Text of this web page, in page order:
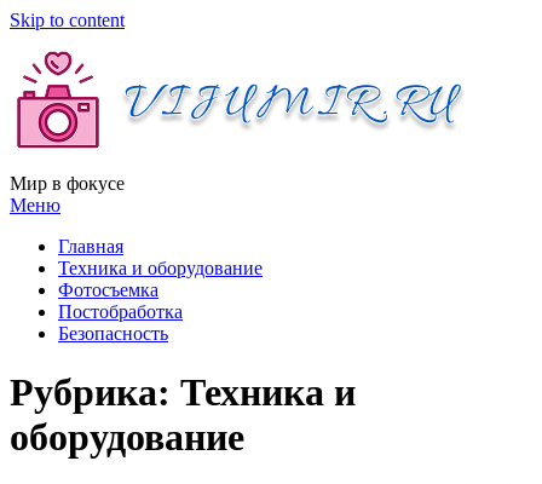
Skip to content
Мир в фокусе
Меню
Главная
Техника и оборудование
Фотосъемка
Постобработка
Безопасность
Рубрика: Техника и
оборудование